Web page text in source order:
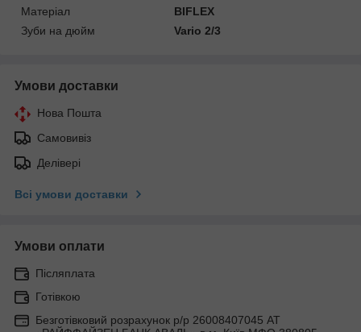
Матеріал
BIFLEX
Зуби на дюйм
Vario 2/3
Умови доставки
Нова Пошта
Самовивіз
Делівері
Всі умови доставки
Умови оплати
Післяплата
Готівкою
Безготівковий розрахунок р/р 26008407045 АТ